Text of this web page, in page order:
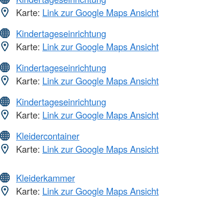
Karte: Link zur Google Maps Ansicht
Kindertageseinrichtung
Karte: Link zur Google Maps Ansicht
Kindertageseinrichtung
Karte: Link zur Google Maps Ansicht
Kindertageseinrichtung
Karte: Link zur Google Maps Ansicht
Kleidercontainer
Karte: Link zur Google Maps Ansicht
Kleiderkammer
Karte: Link zur Google Maps Ansicht